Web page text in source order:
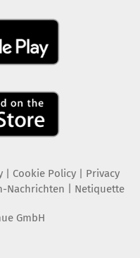
| Cookie Policy| Privacy
Nachrichten Netiquette
GmbH